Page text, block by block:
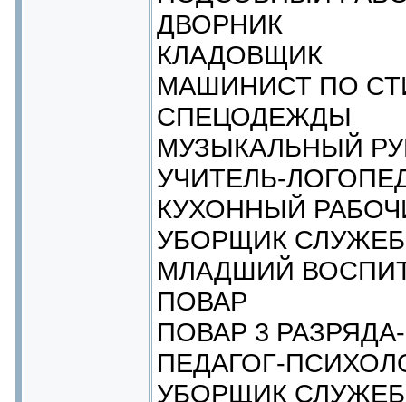
ДВОРНИК
КЛАДОВЩИК
МАШИНИСТ ПО
СПЕЦОДЕЖДЫ
МУЗЫКАЛЬНЫЙ
УЧИТЕЛЬ-
КУХОННЫЙ
УБОРЩИК
МЛАДШИЙ
ПОВАР
ПОВАР 3
ПЕДАГОГ-
УБОРЩИК